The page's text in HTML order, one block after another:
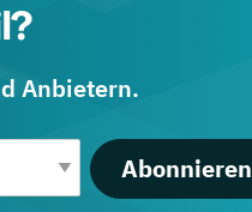
Anbietern.
Abonnieren